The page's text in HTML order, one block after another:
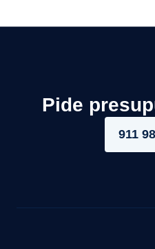
Pide
911